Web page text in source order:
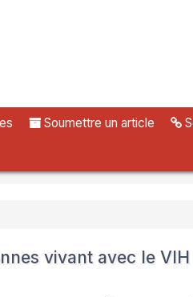
Soumettre un article
vivant avec le VIH